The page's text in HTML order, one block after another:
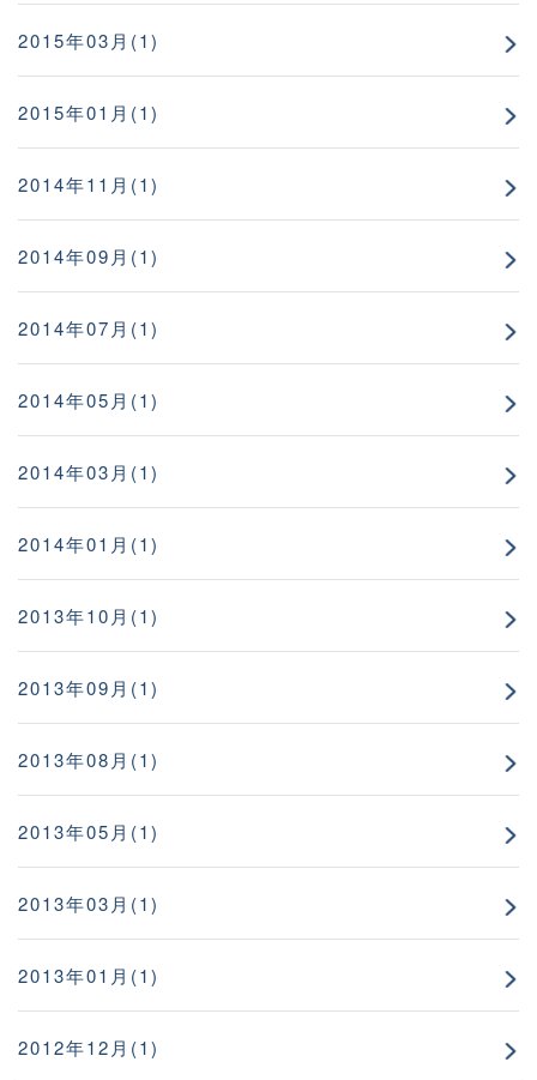
2015年03月(1)
2015年01月(1)
2014年11月(1)
2014年09月(1)
2014年07月(1)
2014年05月(1)
2014年03月(1)
2014年01月(1)
2013年10月(1)
2013年09月(1)
2013年08月(1)
2013年05月(1)
2013年03月(1)
2013年01月(1)
2012年12月(1)